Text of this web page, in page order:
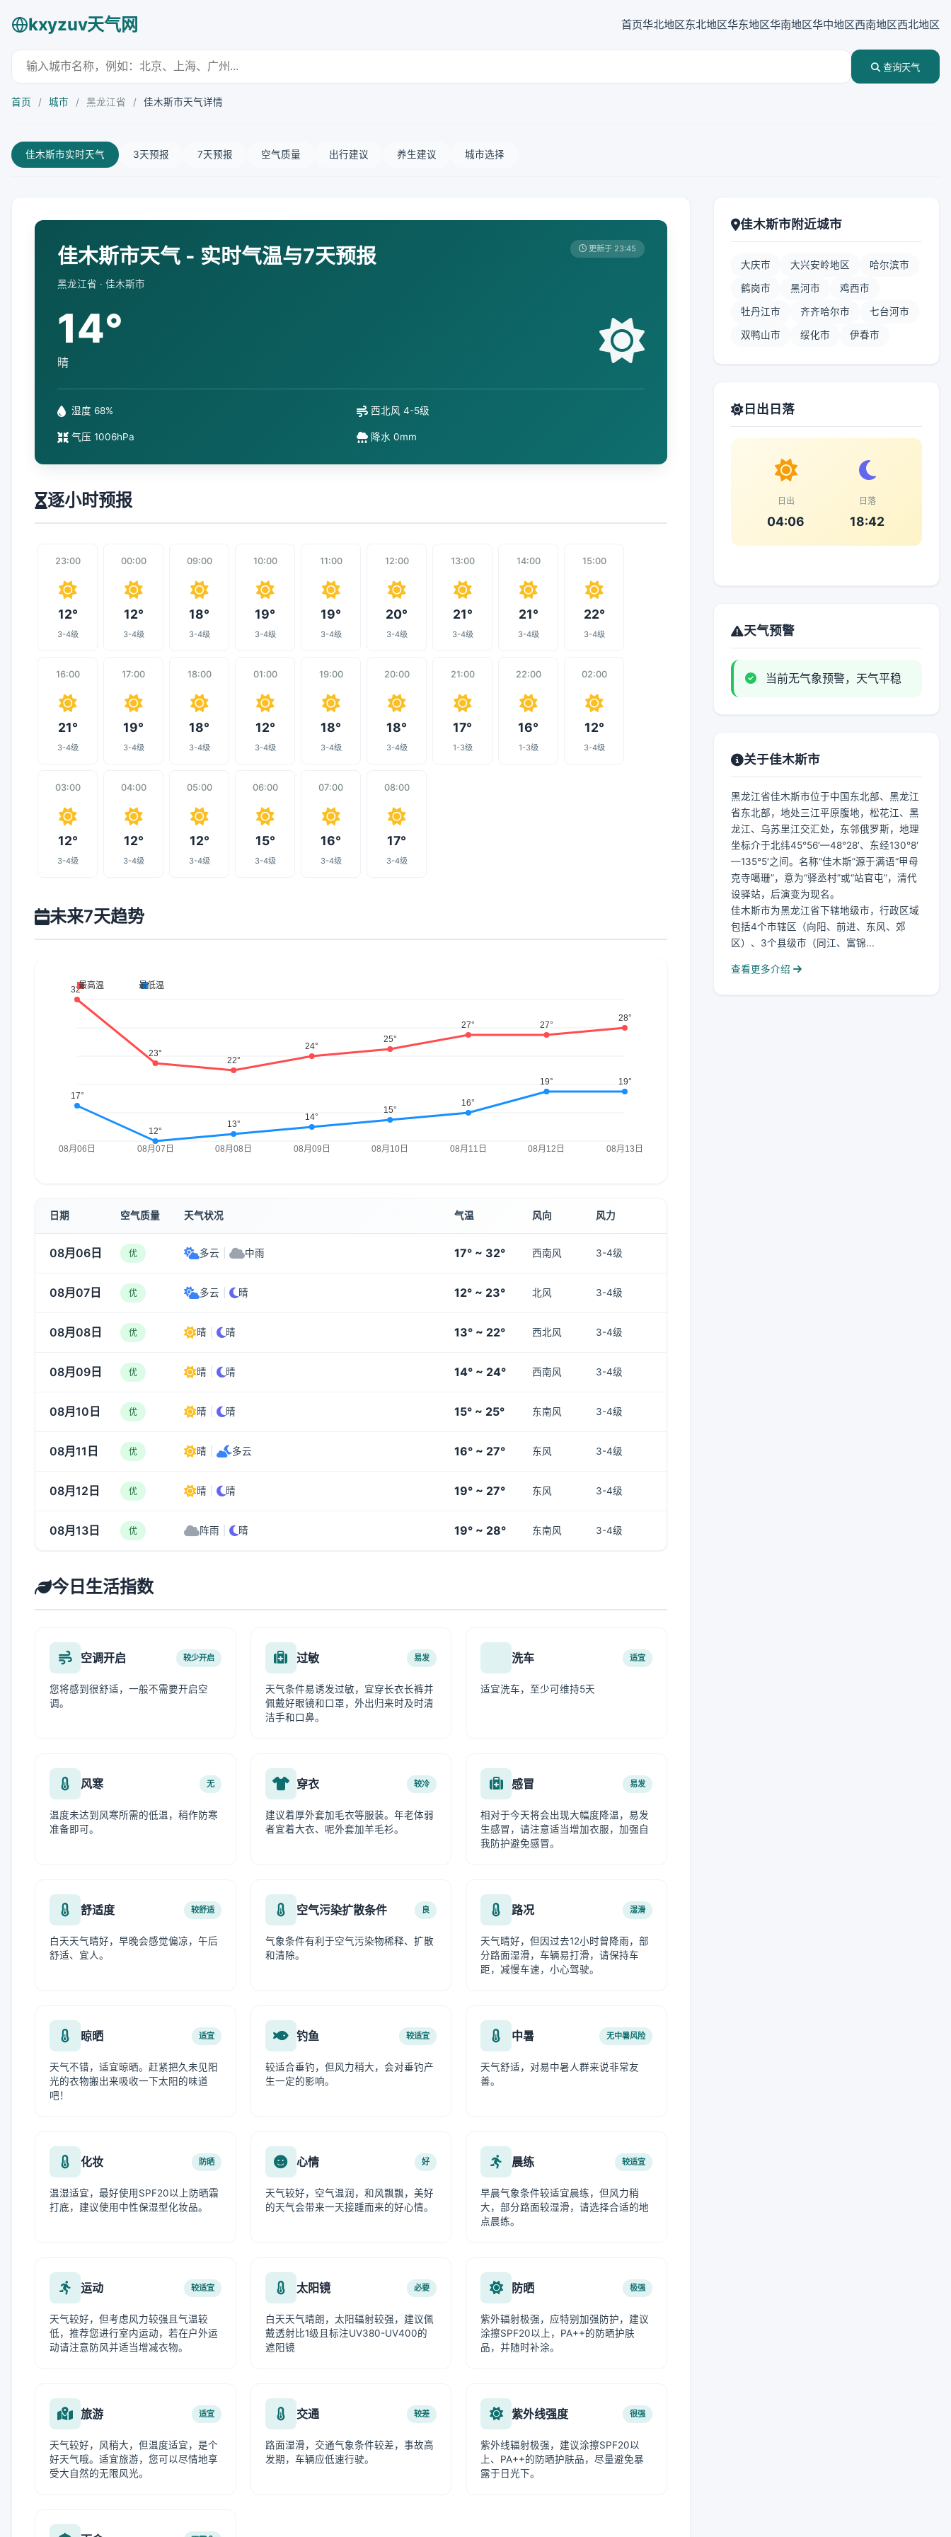
kxyzuv天气网 首页华北地区东北地区华东地区华南地区华中地区西南地区西北地区
查询天气
首页 / 城市 / 黑龙江省 / 佳木斯市天气详情
佳木斯市实时天气 3天预报 7天预报 空气质量 出行建议 养生建议 城市选择
佳木斯市天气 - 实时气温与7天预报
黑龙江省 · 佳木斯市
更新于 23:45
14°
晴
湿度 68% 西北风 4-5级
气压 1006hPa 降水 0mm
逐小时预报
23:00
12°
3-4级
00:00
12°
3-4级
09:00
18°
3-4级
10:00
19°
3-4级
11:00
19°
3-4级
12:00
20°
3-4级
13:00
21°
3-4级
14:00
21°
3-4级
15:00
22°
3-4级
16:00
21°
3-4级
17:00
19°
3-4级
18:00
18°
3-4级
01:00
12°
3-4级
19:00
18°
3-4级
20:00
18°
3-4级
21:00
17°
1-3级
22:00
16°
1-3级
02:00
12°
3-4级
03:00
12°
3-4级
04:00
12°
3-4级
05:00
12°
3-4级
06:00
15°
3-4级
07:00
16°
3-4级
08:00
17°
3-4级
未来7天趋势
日期 空气质量 天气状况 气温 风向 风力
08月06日 优 多云 中雨 17° ~ 32° 西南风 3-4级
08月07日 优 多云 晴 12° ~ 23° 北风 3-4级
08月08日 优 晴 晴 13° ~ 22° 西北风 3-4级
08月09日 优 晴 晴 14° ~ 24° 西南风 3-4级
08月10日 优 晴 晴 15° ~ 25° 东南风 3-4级
08月11日 优 晴 多云 16° ~ 27° 东风 3-4级
08月12日 优 晴 晴 19° ~ 27° 东风 3-4级
08月13日 优 阵雨 晴 19° ~ 28° 东南风 3-4级
今日生活指数
空调开启 较少开启
您将感到很舒适，一般不需要开启空
调。
过敏 易发
天气条件易诱发过敏，宜穿长衣长裤并
佩戴好眼镜和口罩，外出归来时及时清
洁手和口鼻。
洗车 适宜
适宜洗车，至少可维持5天
风寒 无
温度未达到风寒所需的低温，稍作防寒
准备即可。
穿衣 较冷
建议着厚外套加毛衣等服装。年老体弱
者宜着大衣、呢外套加羊毛衫。
感冒 易发
相对于今天将会出现大幅度降温，易发
生感冒，请注意适当增加衣服，加强自
我防护避免感冒。
舒适度 较舒适
白天天气晴好，早晚会感觉偏凉，午后
舒适、宜人。
空气污染扩散条件 良
气象条件有利于空气污染物稀释、扩散
和清除。
路况 湿滑
天气晴好，但因过去12小时曾降雨，部
分路面湿滑，车辆易打滑，请保持车
距，减慢车速，小心驾驶。
晾晒 适宜
天气不错，适宜晾晒。赶紧把久未见阳
光的衣物搬出来吸收一下太阳的味道
吧！
钓鱼 较适宜
较适合垂钓，但风力稍大，会对垂钓产
生一定的影响。
中暑 无中暑风险
天气舒适，对易中暑人群来说非常友
善。
化妆 防晒
温湿适宜，最好使用SPF20以上防晒霜
打底，建议使用中性保湿型化妆品。
心情 好
天气较好，空气温润，和风飘飘，美好
的天气会带来一天接踵而来的好心情。
晨练 较适宜
早晨气象条件较适宜晨练，但风力稍
大，部分路面较湿滑，请选择合适的地
点晨练。
运动 较适宜
天气较好，但考虑风力较强且气温较
低，推荐您进行室内运动，若在户外运
动请注意防风并适当增减衣物。
太阳镜 必要
白天天气晴朗，太阳辐射较强，建议佩
戴透射比1级且标注UV380-UV400的
遮阳镜
防晒 极强
紫外辐射极强，应特别加强防护，建议
涂擦SPF20以上，PA++的防晒护肤
品，并随时补涂。
旅游 适宜
天气较好，风稍大，但温度适宜，是个
好天气哦。适宜旅游，您可以尽情地享
受大自然的无限风光。
交通 较差
路面湿滑，交通气象条件较差，事故高
发期，车辆应低速行驶。
紫外线强度 很强
紫外线辐射极强，建议涂擦SPF20以
上、PA++的防晒护肤品，尽量避免暴
露于日光下。
佳木斯市附近城市
大庆市 大兴安岭地区 哈尔滨市
鹤岗市 黑河市 鸡西市
牡丹江市 齐齐哈尔市 七台河市
双鸭山市 绥化市 伊春市
日出日落
日出
04:06
日落
18:42
天气预警
当前无气象预警，天气平稳
关于佳木斯市
黑龙江省佳木斯市位于中国东北部、黑龙江
省东北部，地处三江平原腹地，松花江、黑
龙江、乌苏里江交汇处，东邻俄罗斯，地理
坐标介于北纬45°56′—48°28′、东经130°8′
—135°5′之间。名称“佳木斯”源于满语“甲母
克寺噶珊”，意为“驿丞村”或“站官屯”，清代
设驿站，后演变为现名。
佳木斯市为黑龙江省下辖地级市，行政区域
包括4个市辖区（向阳、前进、东风、郊
区）、3个县级市（同江、富锦...
查看更多介绍